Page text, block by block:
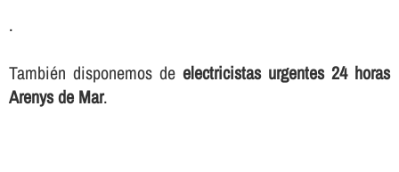
.
También disponemos de electricistas urgentes 24 horas
Arenys de Mar.